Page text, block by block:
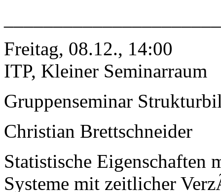
Freitag, 08.12., 14:00
ITP, Kleiner Seminarraum
Gruppenseminar
Christian Brettschneider
Statistische Eigenschaften
Systeme mit zeitlicher